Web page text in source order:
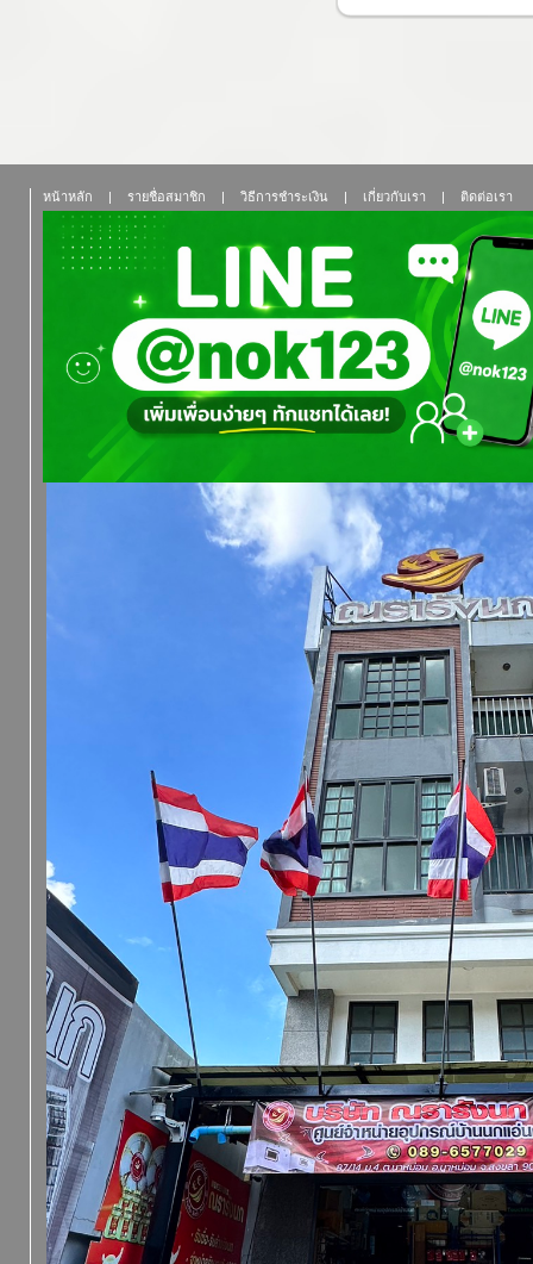
หน้าหลัก | รายชื่อสมาชิก | วิธีการชำระเงิน | เกี่ยวกับเรา | ติดต่อเรา